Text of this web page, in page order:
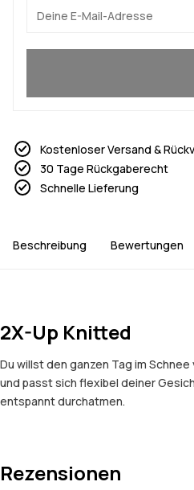
Kostenloser Versand &
30 Tage Rückgaberecht
Schnelle Lieferung
Beschreibung Bewertungen
2X-Up Knitted
Du willst den ganzen Tag im
und passt sich flexibel deiner
entspannt durchatmen.
Rezensionen